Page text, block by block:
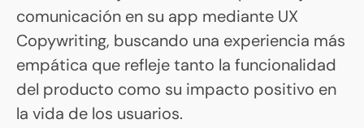
comunicación en su app mediante UX
Copywriting, buscando una experiencia más
empática que refleje tanto la funcionalidad
del producto como su impacto positivo en
la vida de los usuarios.